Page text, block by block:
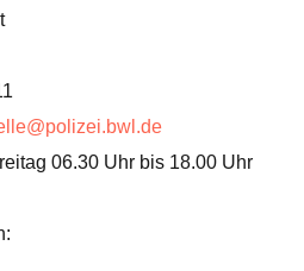
06.30 Uhr bis 18.00 Uhr